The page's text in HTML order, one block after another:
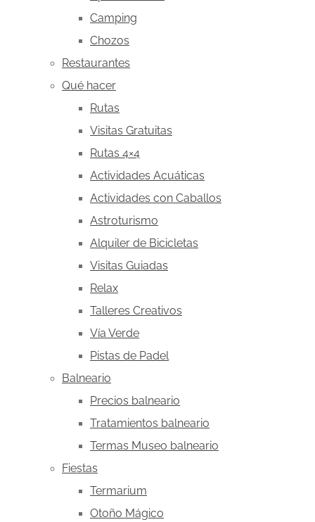
Camping
Chozos
Restaurantes
Qué hacer
Rutas
Visitas Gratuitas
Rutas 4×4
Actividades Acuáticas
Actividades con Caballos
Astroturismo
Alquiler de Bicicletas
Visitas Guiadas
Relax
Talleres Creativos
Vía Verde
Pistas de Padel
Balneario
Precios balneario
Tratamientos balneario
Termas Museo balneario
Fiestas
Termarium
Otoño Mágico